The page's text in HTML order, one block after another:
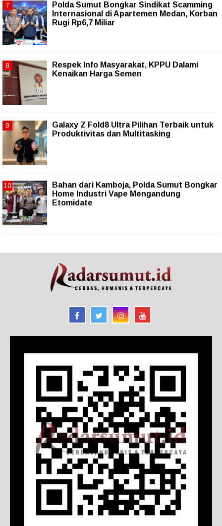
Polda Sumut Bongkar Sindikat Scamming
Internasional di Apartemen Medan, Korban
Rugi Rp6,7 Miliar
Respek Info Masyarakat, KPPU Dalami
Kenaikan Harga Semen
Galaxy Z Fold8 Ultra Pilihan Terbaik untuk
Produktivitas dan Multitasking
Bahan dari Kamboja, Polda Sumut Bongkar
Home Industri Vape Mengandung
Etomidate